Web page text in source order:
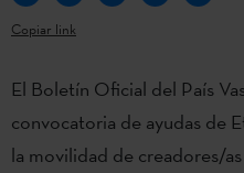
Copiar link
El Boletín Oficial del País
convocatoria de ayudas de
la movilidad de creadores/